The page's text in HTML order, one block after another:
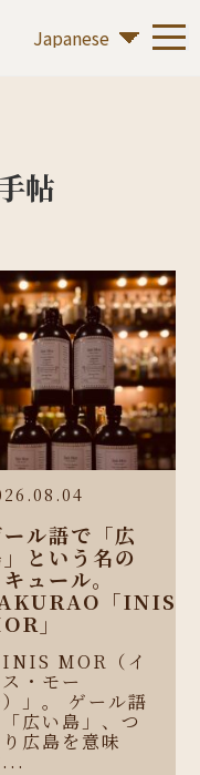
帖
ル語で「広
という名の
キュール。
「INIS
」
INIS MOR（イ
・モー
」。 ゲール語
広い島」、つ
広島を意味